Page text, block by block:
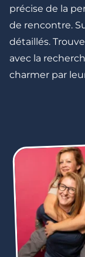
précise de la
de rencontre.
détaillés.
avec la
charmer par